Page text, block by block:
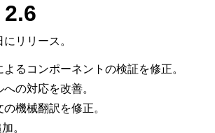
リリース。
るコンポーネントの検証を修正。
の対応を改善。
機械翻訳を修正。
。